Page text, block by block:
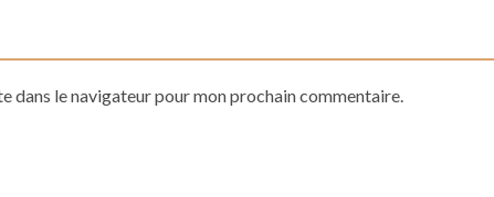
dans le navigateur pour mon prochain commentaire.